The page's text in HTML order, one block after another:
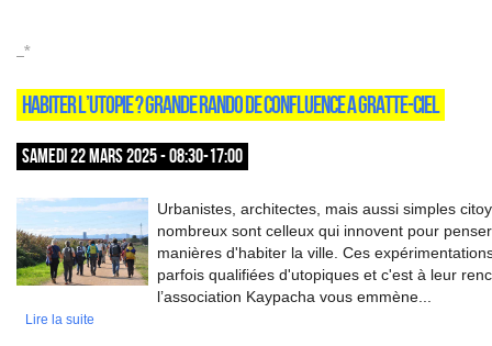
_*
HABITER L’UTOPIE ? GRANDE RANDO DE CONFLUENCE A GRATTE-CIEL
SAMEDI 22 MARS 2025 - 08:30-17:00
Urbanistes, architectes, mais aussi simples
nombreux sont celleux qui innovent pour
manières d'habiter la ville. Ces
parfois qualifiées d'utopiques et c'est à leur
l’association Kaypacha vous emmène...
Lire la suite